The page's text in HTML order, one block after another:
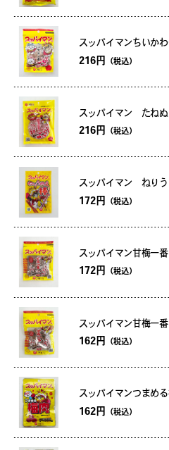
スッパイマンちいか
216円 （税込）
スッパイマン たねぬ
216円 （税込）
スッパイマン ねりう
172円 （税込）
スッパイマン甘梅一
172円 （税込）
スッパイマン甘梅一番
162円 （税込）
スッパイマンつまめ
162円 （税込）